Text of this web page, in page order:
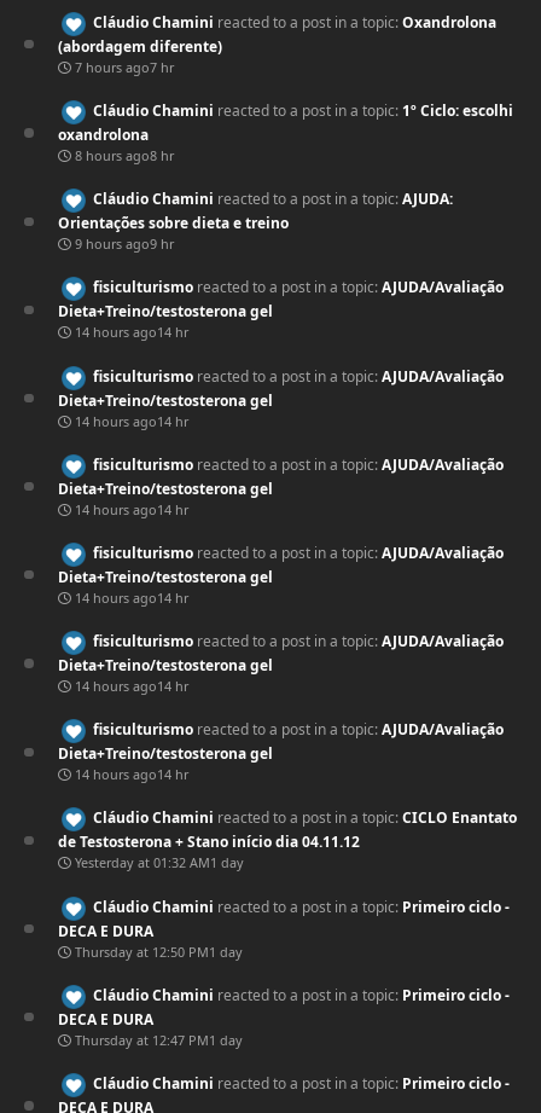
Cláudio Chamini reacted to a post in a topic:Oxandrolona
(abordagem diferente)
7 hours ago7 hr
Cláudio Chamini reacted to a post in a topic: 1º Ciclo: escolhi
oxandrolona
8 hours ago8 hr
Cláudio Chamini reacted to a post in a topic:AJUDA:
Orientações sobre dieta e treino
9 hours ago9 hr
fisiculturismo reacted to a post in a topic:AJUDA/Avaliação
Dieta+Treino/testosterona gel
14 hours ago14 hr
fisiculturismo reacted to a post in a topic:AJUDA/Avaliação
Dieta+Treino/testosterona gel
14 hours ago14 hr
fisiculturismo reacted to a post in a topic:AJUDA/Avaliação
Dieta+Treino/testosterona gel
14 hours ago14 hr
fisiculturismo reacted to a post in a topic:AJUDA/Avaliação
Dieta+Treino/testosterona gel
14 hours ago14 hr
fisiculturismo reacted to a post in a topic:AJUDA/Avaliação
Dieta+Treino/testosterona gel
14 hours ago14 hr
fisiculturismo reacted to a post in a topic:AJUDA/Avaliação
Dieta+Treino/testosterona gel
14 hours ago14 hr
Cláudio Chamini reacted to a post in a topic:CICLO Enantato
de Testosterona + Stano início dia 04.11.12
Yesterday at 01:32 AM1 day
Cláudio Chamini reacted to a post in a topic: Primeiro ciclo -
DECA E DURA
Thursday at 12:50 PM1 day
Cláudio Chamini reacted to a post in a topic: Primeiro ciclo -
DECA E DURA
Thursday at 12:47 PM1 day
Cláudio Chamini reacted to a post in a topic: Primeiro ciclo -
DECA E DURA